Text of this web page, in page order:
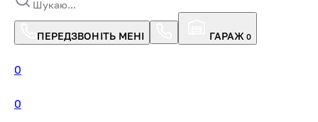
ПЕРЕДЗВОНІТЬ МЕНІ ГАРАЖ 0
0
0